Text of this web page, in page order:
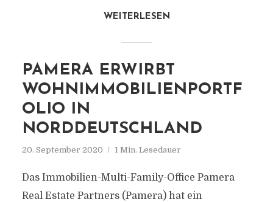
WEITERLESEN
PAMERA ERWIRBT
WOHNIMMOBILIENPORTF
OLIO IN
NORDDEUTSCHLAND
20. September 2020 1 Min. Lesedauer
Das Immobilien-Multi-Family-Office Pamera
Real Estate Partners (Pamera) hat ein